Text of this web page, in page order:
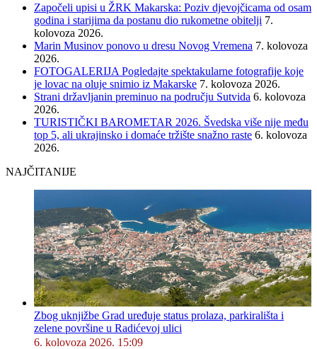
Započeli upisi u ŽRK Makarska: Poziv djevojčicama od osam
godina i starijima da postanu dio rukometne obitelji 7.
kolovoza 2026.
Marin Musinov ponovo u dresu Novog Vremena 7. kolovoza
2026.
FOTOGALERIJA Pogledajte spektakularne fotografije koje
je lovac na oluje snimio iz Makarske 7. kolovoza 2026.
Strani državljanin preminuo na području Sutvida 6. kolovoza
2026.
TURISTIČKI BAROMETAR 2026. Švedska više nije među
top 5, ali ukrajinsko i domaće tržište snažno raste 6. kolovoza
2026.
NAJČITANIJE
Zbog uknjižbe Grad uređuje status prolaza, parkirališta i
zelene površine u Radićevoj ulici
6. kolovoza 2026. 15:09